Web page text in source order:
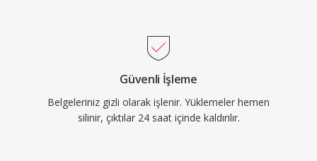
Güvenli İşleme
Belgeleriniz gizli olarak işlenir. Yüklemeler hemen
silinir, çıktılar 24 saat içinde kaldırılır.